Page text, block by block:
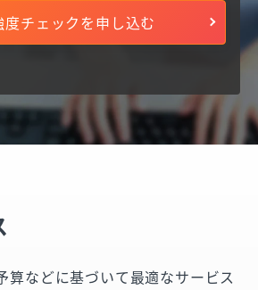
度チェックを申し込む
算などに基づいて最適なサービス